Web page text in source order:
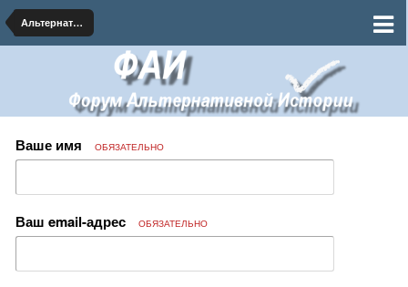
Альтернативная Астрономия и Космогония
Ваше имя ОБЯЗАТЕЛЬНО
Ваш email-адрес ОБЯЗАТЕЛЬНО